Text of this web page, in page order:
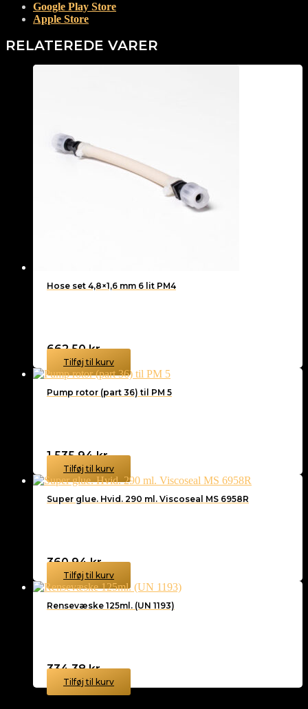
Google Play Store
Apple Store
RELATEREDE VARER
Hose set 4,8×1,6 mm 6 lit PM4
662,50kr.
Tilføj til kurv
Pump rotor (part 36) til PM 5
1.535,94kr.
Tilføj til kurv
Super glue. Hvid. 290 ml. Viscoseal MS 6958R
360,94kr.
Tilføj til kurv
Rensevæske 125ml. (UN 1193)
334,38kr.
Tilføj til kurv